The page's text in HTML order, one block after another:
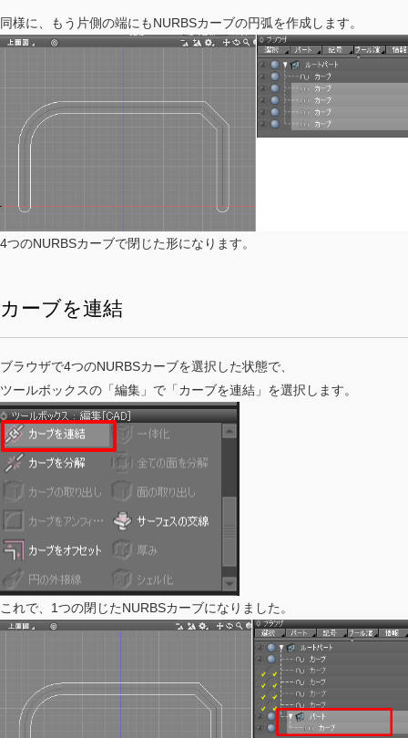
同様に、もう片側の端にもNURBSカーブの円弧を作成します。
4つのNURBSカーブで閉じた形になります。
カーブを連結
ブラウザで4つのNURBSカーブを選択した状態で、
ツールボックスの「編集」で「カーブを連結」を選択します。
これで、1つの閉じたNURBSカーブになりました。